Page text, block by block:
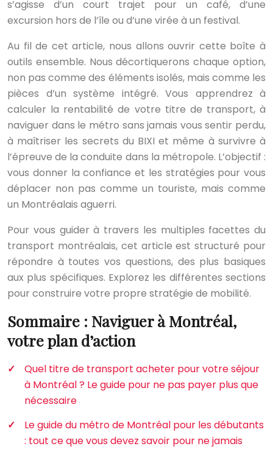
s’agisse d’un court trajet pour un café, d’une
excursion hors de l’île ou d’une virée à un festival.
Au fil de cet article, nous allons ouvrir cette boîte à
outils ensemble. Nous décortiquerons chaque option,
non pas comme des éléments isolés, mais comme les
pièces d’un système intégré. Vous apprendrez à
calculer la rentabilité de votre titre de transport, à
naviguer dans le métro sans jamais vous sentir perdu,
à maîtriser les secrets du BIXI et même à survivre à
l’épreuve de la conduite dans la métropole. L’objectif :
vous donner la confiance et les stratégies pour vous
déplacer non pas comme un touriste, mais comme
un Montréalais aguerri.
Pour vous guider à travers les multiples facettes du
transport montréalais, cet article est structuré pour
répondre à toutes vos questions, des plus basiques
aux plus spécifiques. Explorez les différentes sections
pour construire votre propre stratégie de mobilité.
Sommaire : Naviguer à Montréal,
votre plan d’action
Quel titre de transport acheter pour votre séjour
à Montréal ? Le guide pour ne pas payer plus que
nécessaire
Le guide du métro de Montréal pour les débutants
: tout ce que vous devez savoir pour ne jamais